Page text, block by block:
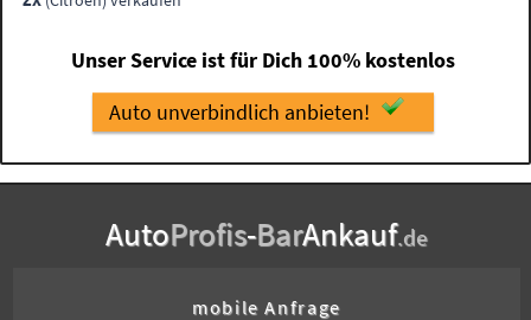
Unser Service ist für Dich 100% kostenlos
Auto unverbindlich anbieten!
AutoProfis-BarAnkauf.de
mobile Anfrage